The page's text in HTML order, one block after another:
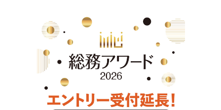
リスクマネジメント・BCP
社外・社内広報
社外・社内コミュニケーション活性化
FM・オフィス移転
CSR・SDGs
テクノロジー活用・DX
助成金・補助金・コスト削減
アウトソーシング・BPO
調査・レポート